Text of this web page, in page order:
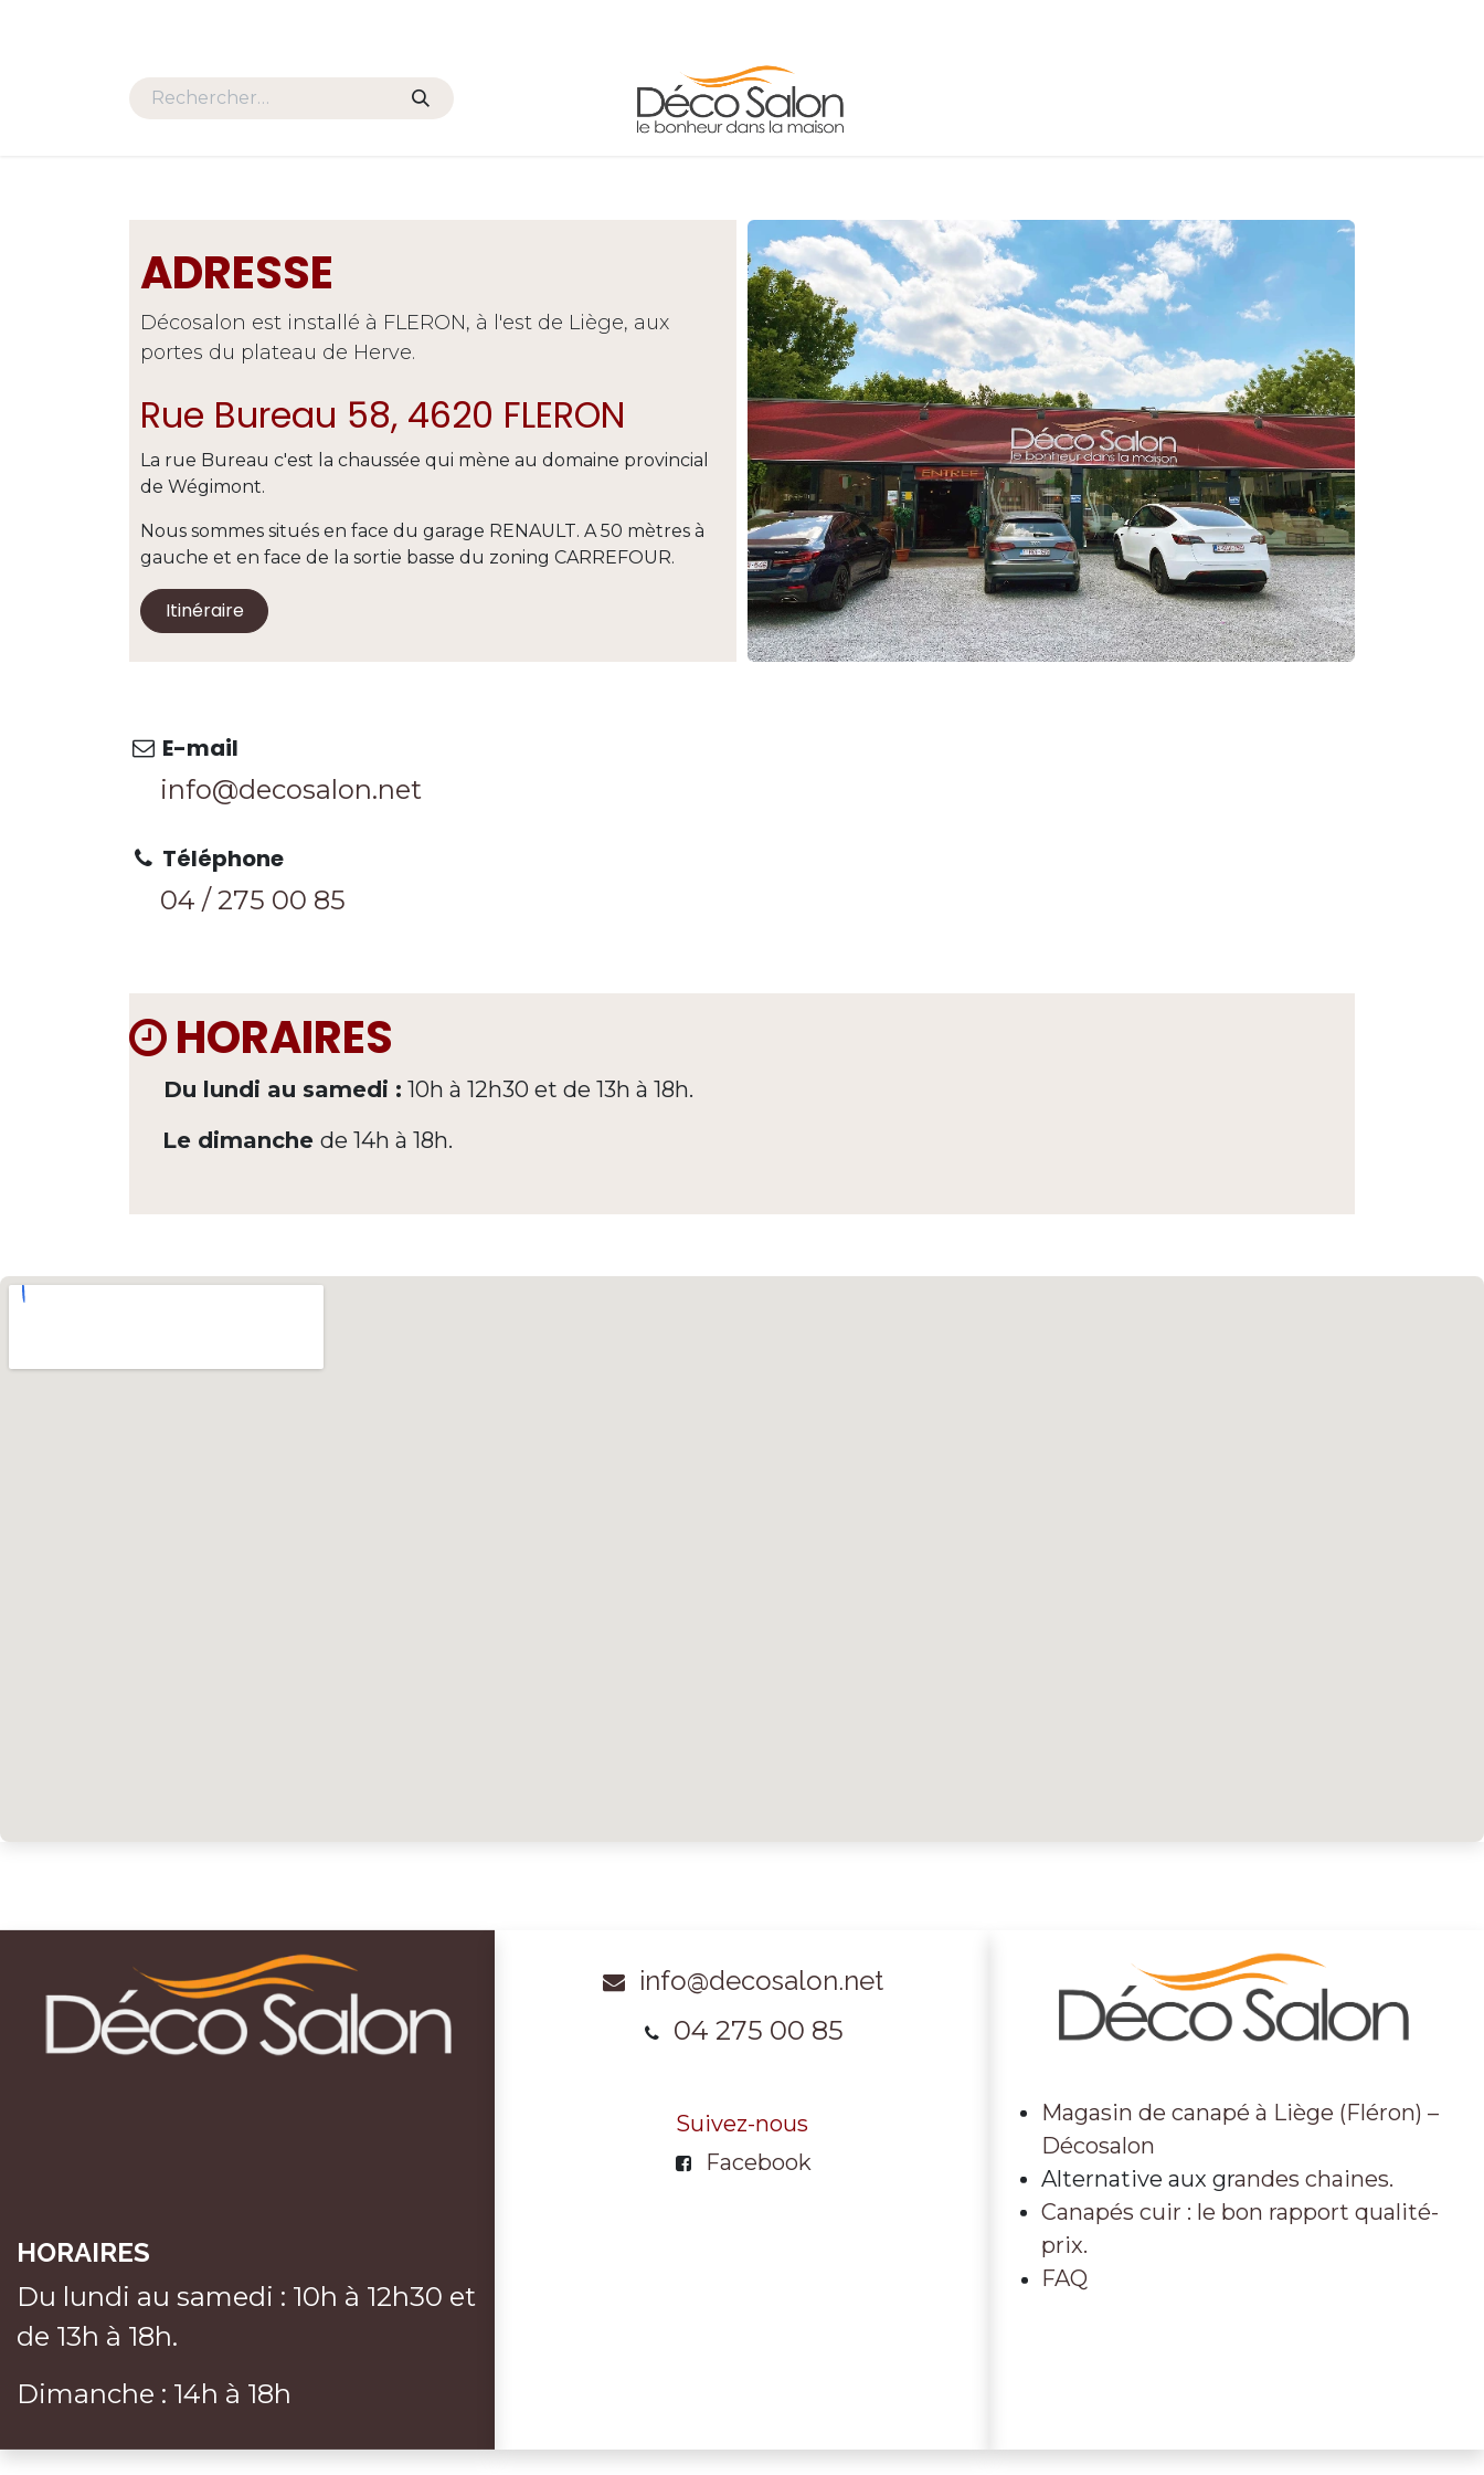
ADRESSE
Décosalon est installé à FLERON, à l'est de Liège, aux
portes du plateau de Herve.
Rue Bureau 58, 4620 FLERON
La rue Bureau c'est la chaussée qui mène au domaine provincial
de Wégimont.
Nous sommes situés en face du garage RENAULT. A 50 mètres à
gauche et en face de la sortie basse du zoning CARREFOUR.
Itinéraire
HORAIRES
Du lundi au samedi : 10h à 12h30 et de 13h à 18h.
Le dimanche de 14h à 18h.
Téléphone
04 / 275 00 85
E-mail
info@decosalon.net
HORAIRES
Du lundi au samedi : 10h à 12h30 et
de 13h à 18h.
Dimanche : 14h à 18h
info@decosalon.net
04 275 00 85
Suivez-nous
Facebook
Magasin de canapé à Liège (Fléron) –
Décosalon
Alternative aux grandes chaines.
Canapés cuir : le bon rapport qualité-
prix.
FAQ